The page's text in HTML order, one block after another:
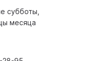
субботы,
месяца